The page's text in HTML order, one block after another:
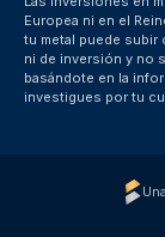
Europea ni en el
tu metal puede subir
ni de inversión y no
basándote en la
investigues por tu